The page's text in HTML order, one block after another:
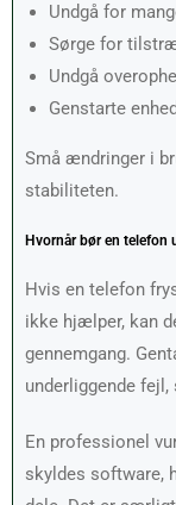
Undgå for
Sørge for
Undgå
Genstarte
Små ændringer i
stabiliteten.
Hvornår bør en telefon
Hvis en telefon
ikke hjælper, kan
gennemgang.
underliggende
En professionel
skyldes software,